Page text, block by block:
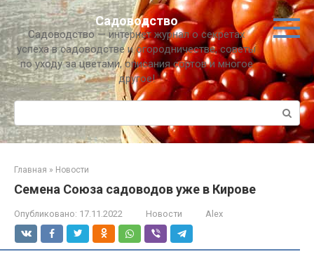
Перейти
к
контенту
Садоводство
Садоводство — интернет журнал о секретах
успеха в садоводстве и огородничестве, советы
по уходу за цветами, описания сортов и многое
другое!
Поиск:
Главная » Новости
Семена Союза садоводов уже в Кирове
Опубликовано: 17.11.2022 Новости Alex